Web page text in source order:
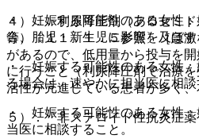
４）． 利尿降圧剤（フロセミド
等）〔１１．１．５参照〕［急
があるので、低用量から投与を
に行うこと（利尿降圧剤で治療
活性が亢進している患者が多く、
５）． 非ステロイド性抗炎症薬
・ 妊娠する可能性のある女性
合、胎児・新生児に影響を及ぼ
・ 妊娠する可能性のある女性：
る場合は、速やかに担当医に相
・ 妊娠する可能性のある女性：
当医に相談すること。